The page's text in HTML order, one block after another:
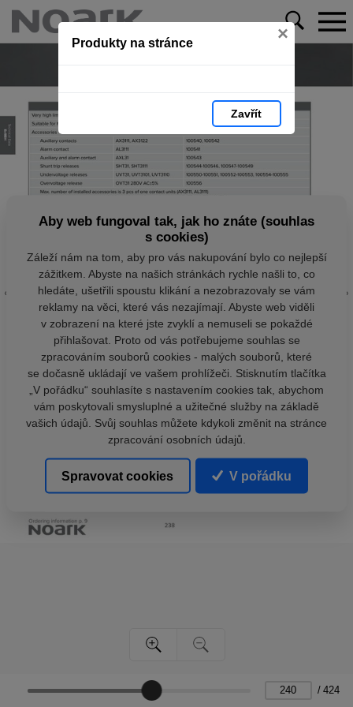
Produkty na stránce ×
Zavřít
/ 424
Aby web fungoval tak, jak ho znáte (souhlas
s cookies)
Záleží nám na tom, aby pro vás nakupování bylo co nejlepší
zážitkem. Abyste na našich stránkách rychle našli to, co
hledáte, ušetřili spoustu klikání a nezobrazovaly se vám
reklamy na věci, které vás nezajímají. Abyste web viděli
v zobrazení na které jste zvyklí a nemuseli se pokaždé
přihlašovat. Proto od vás potřebujeme souhlas se
zpracováním souborů cookies - malých souborů, které
se dočasně ukládají ve vašem prohlížeči. Stisknutím tlačítka
„V pořádku“ souhlasíte s nastavením cookies tak, abychom
vám poskytovali smysluplné a užitečné služby na základě
vašich údajů. Svůj souhlas můžete kdykoli změnit na stránce
zpracování osobních údajů.
Spravovat cookies V pořádku